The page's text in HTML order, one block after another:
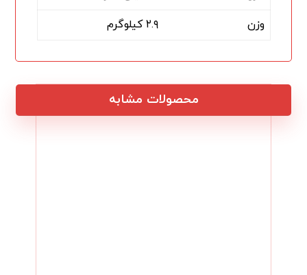
وزن
۲.۹ کیلوگرم
محصولات مشابه